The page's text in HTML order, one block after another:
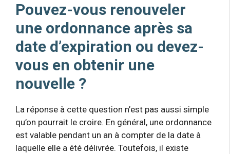
Pouvez-vous renouveler
une ordonnance après sa
date d’expiration ou devez-
vous en obtenir une
nouvelle ?
La réponse à cette question n’est pas aussi simple
qu’on pourrait le croire. En général, une ordonnance
est valable pendant un an à compter de la date à
laquelle elle a été délivrée. Toutefois, il existe